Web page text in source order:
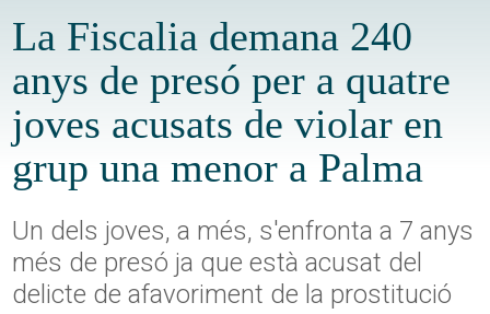
La Fiscalia demana 240
anys de presó per a quatre
joves acusats de violar en
grup una menor a Palma
Un dels joves, a més, s'enfronta a 7 anys
més de presó ja que està acusat del
delicte de afavoriment de la prostitució